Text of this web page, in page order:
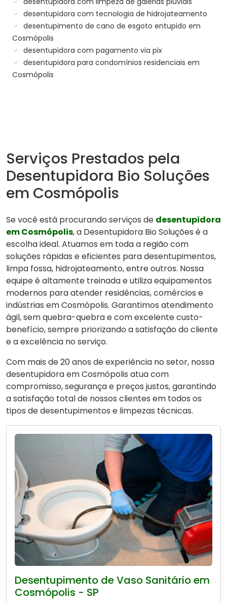
desentupidora com tecnologia de hidrojateamento
desentupimento de cano de esgoto entupido em
Cosmópolis
desentupidora com pagamento via pix
desentupidora para condomínios residenciais em
Cosmópolis
Serviços Prestados pela
Desentupidora Bio Soluções
em Cosmópolis
Se você está procurando serviços de desentupidora
em Cosmópolis, a Desentupidora Bio Soluções é a
escolha ideal. Atuamos em toda a região com
soluções rápidas e eficientes para desentupimentos,
limpa fossa, hidrojateamento, entre outros. Nossa
equipe é altamente treinada e utiliza equipamentos
modernos para atender residências, comércios e
indústrias em Cosmópolis. Garantimos atendimento
ágil, sem quebra-quebra e com excelente custo-
benefício, sempre priorizando a satisfação do cliente
e a excelência no serviço.
Com mais de 20 anos de experiência no setor, nossa
desentupidora em Cosmópolis atua com
compromisso, segurança e preços justos, garantindo
a satisfação total de nossos clientes em todos os
tipos de desentupimentos e limpezas técnicas.
Desentupimento de Vaso Sanitário em
Cosmópolis - SP